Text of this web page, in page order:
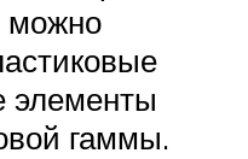
можно
элементы
гаммы.